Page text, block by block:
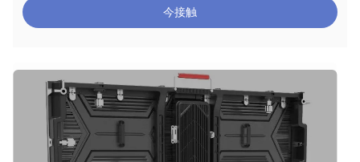
今接触